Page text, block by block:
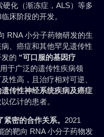
化（渐冻症，ALS）等多
床阶段的开发。
RNA 小分子药物研发的生
、癌症和其他罕见遗传性
的 “可口服的基因疗
于广泛的遗传性疾病领
性高，且治疗相对可逆、
传性神经系统疾病及癌症
亿计的患者。
密的合作关系。 2021
的靶向 RNA 小分子药物发